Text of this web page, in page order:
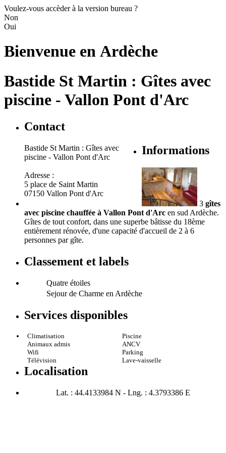
Voulez-vous accèder à la version bureau ?
Non
Oui
Bienvenue en Ardèche
Bastide St Martin : Gîtes avec
piscine - Vallon Pont d'Arc
Contact
Bastide St Martin : Gîtes avec
piscine - Vallon Pont d'Arc
Adresse :
5 place de Saint Martin
07150 Vallon Pont d'Arc
Informations
3 gîtes
avec piscine chauffée à Vallon Pont d'Arc en sud Ardèche.
Gîtes de tout confort, dans une superbe bâtisse du 18ème
entièrement rénovée, d'une capacité d'accueil de 2 à 6
personnes par gîte.
Classement et labels
Quatre étoiles
Sejour de Charme en Ardèche
Services disponibles
Climatisation
Piscine
Animaux admis
ANCV
Wifi
Parking
Télévision
Lave-vaisselle
Localisation
Lat. : 44.4133984 N - Lng. : 4.3793386 E